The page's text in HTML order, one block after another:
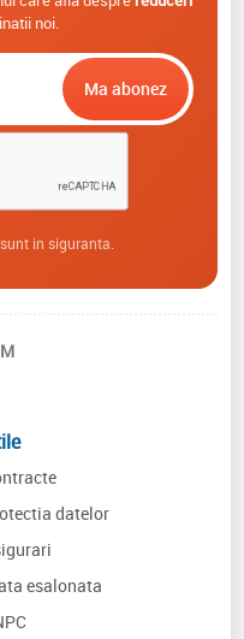
noi.
in siguranta.
datelor
esalonata